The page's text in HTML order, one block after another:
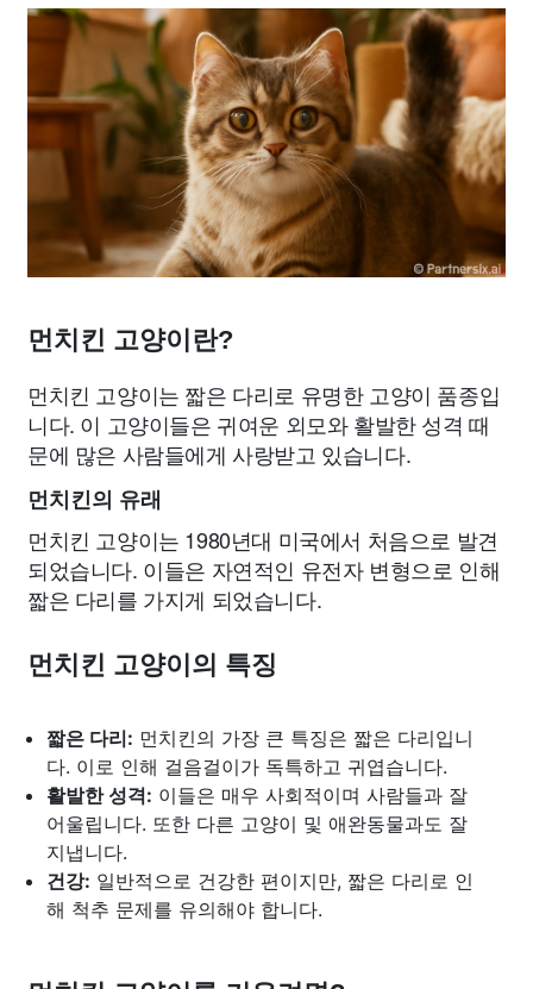
먼치킨 고양이란?
먼치킨 고양이는 짧은 다리로 유명한 고양이 품종입
니다. 이 고양이들은 귀여운 외모와 활발한 성격 때
문에 많은 사람들에게 사랑받고 있습니다.
먼치킨의 유래
먼치킨 고양이는 1980년대 미국에서 처음으로 발견
되었습니다. 이들은 자연적인 유전자 변형으로 인해
짧은 다리를 가지게 되었습니다.
먼치킨 고양이의 특징
짧은 다리: 먼치킨의 가장 큰 특징은 짧은 다리입니
다. 이로 인해 걸음걸이가 독특하고 귀엽습니다.
활발한 성격: 이들은 매우 사회적이며 사람들과 잘
어울립니다. 또한 다른 고양이 및 애완동물과도 잘
지냅니다.
건강: 일반적으로 건강한 편이지만, 짧은 다리로 인
해 척추 문제를 유의해야 합니다.